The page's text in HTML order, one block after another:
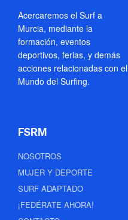
Acercaremos el Surf a
Murcia, mediante la
formación, eventos
deportivos, ferias, y demás
acciones relacionadas con el
Mundo del Surfing.
FSRM
NOSOTROS
MUJER Y DEPORTE
SURF ADAPTADO
¡FEDÉRATE AHORA!